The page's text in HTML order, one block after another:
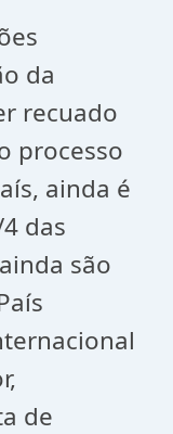
da
recuado
processo
ainda é
das
são
de